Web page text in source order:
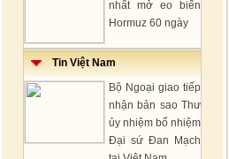
nhất mở eo biển
Hormuz 60 ngày
Tin Việt Nam
Bộ Ngoại giao tiếp
nhận bản sao Thư
ủy nhiệm bổ nhiệm
Đại sứ Đan Mạch